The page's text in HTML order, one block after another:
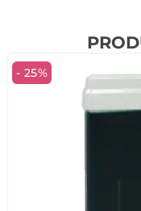
- 25%